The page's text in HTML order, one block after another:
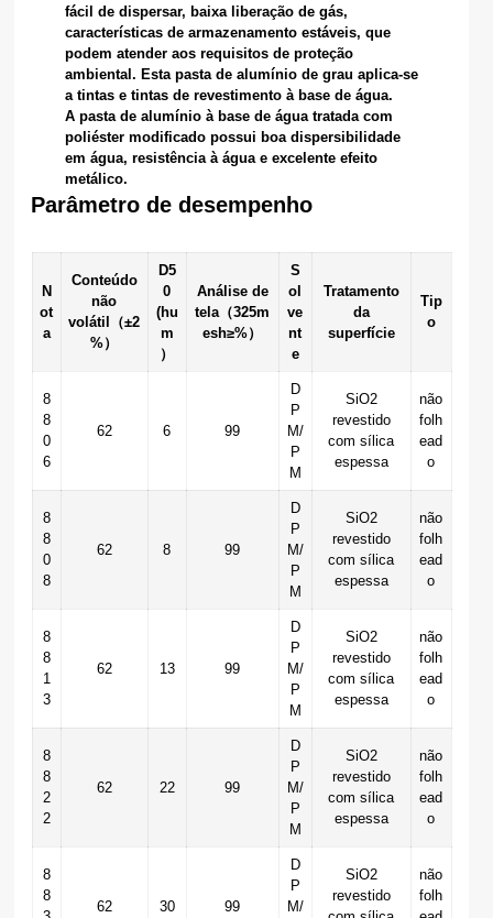
fácil de dispersar, baixa liberação de gás,
características de armazenamento estáveis, que
podem atender aos requisitos de proteção
ambiental. Esta pasta de alumínio de grau aplica-se
a tintas e tintas de revestimento à base de água.
A pasta de alumínio à base de água tratada com
poliéster modificado possui boa dispersibilidade
em água, resistência à água e excelente efeito
metálico.
Parâmetro de desempenho
N
ot
a
Conteúdo
não
volátil（±2
%）
D5
0
(hu
m
）
Análise de
tela（325m
esh≥%）
S
ol
ve
nt
e
Tratamento
da
superfície
Tip
o
8
8
0
6
62 6 99
D
P
M/
P
M
SiO2
revestido
com sílica
espessa
não
folh
ead
o
8
8
0
8
62 8 99
D
P
M/
P
M
SiO2
revestido
com sílica
espessa
não
folh
ead
o
8
8
1
3
62 13 99
D
P
M/
P
M
SiO2
revestido
com sílica
espessa
não
folh
ead
o
8
8
2
2
62 22 99
D
P
M/
P
M
SiO2
revestido
com sílica
espessa
não
folh
ead
o
8
8
62 30 99
D
P
M/
SiO2
revestido
não
folh